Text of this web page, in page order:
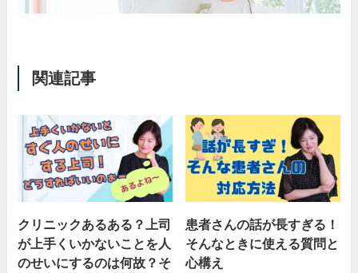
関連記事
クリニックあるある？上司
が上手くいかないことを人
のせいにするのは何故？そ
患者さんの話が長すぎる！
そんなときに使える質問と
心構え